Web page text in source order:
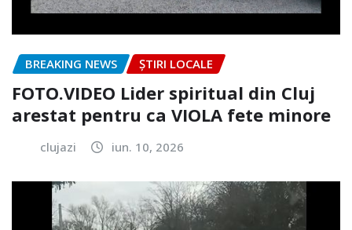
BREAKING NEWS ȘTIRI LOCALE
FOTO.VIDEO Lider spiritual din Cluj
arestat pentru ca VIOLA fete minore
clujazi iun. 10, 2026